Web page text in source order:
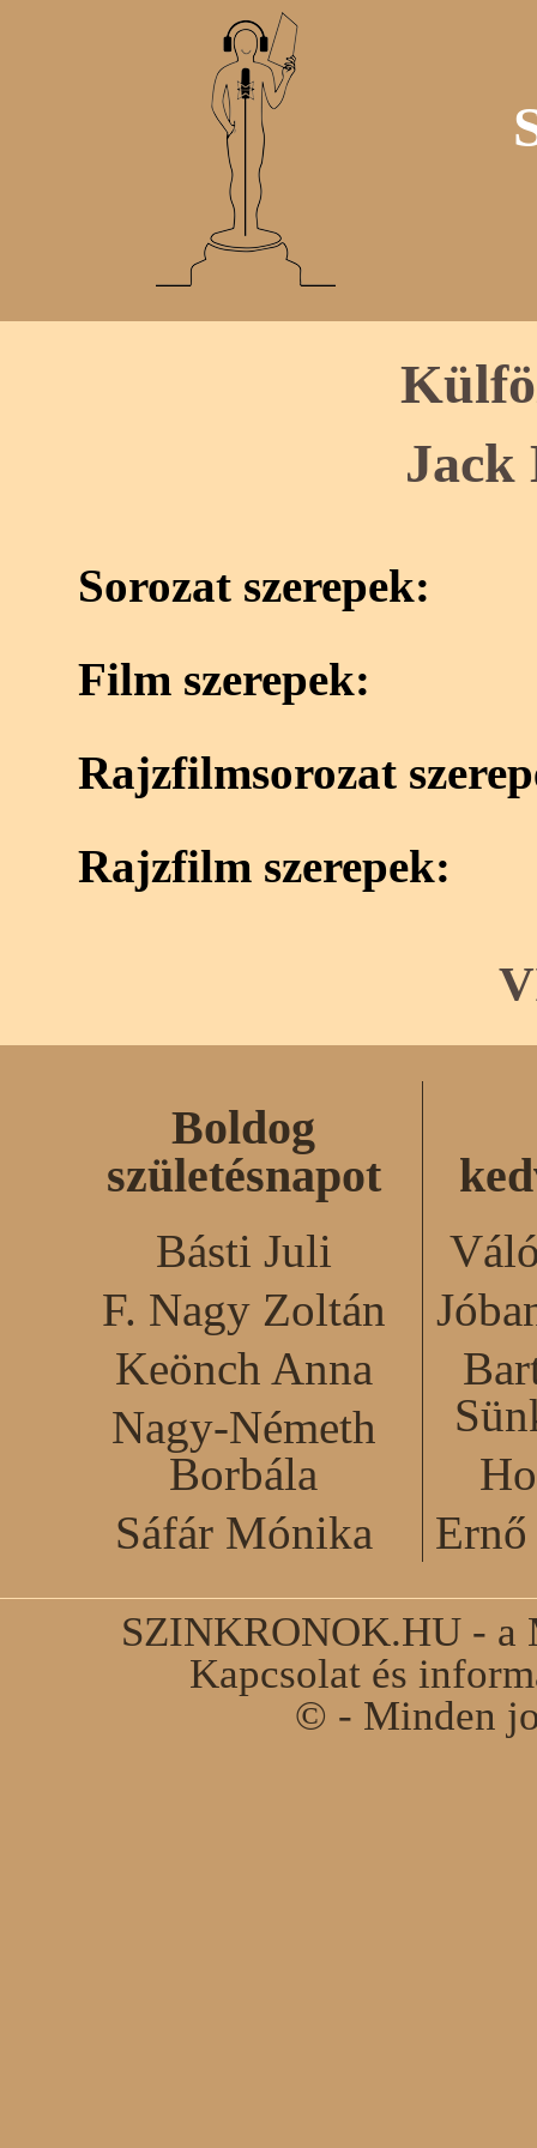
Jack
Sorozat szerepek:
Film szerepek:
Rajzfilmsorozat
Rajzfilm szerepek:
Boldog
születésnapot
Básti Juli
F. Nagy Zoltán
Keönch Anna
Nagy-Németh
Borbála
Sáfár Mónika
SZINKRONOK.HU - a
Kapcsolat és
© - Minden